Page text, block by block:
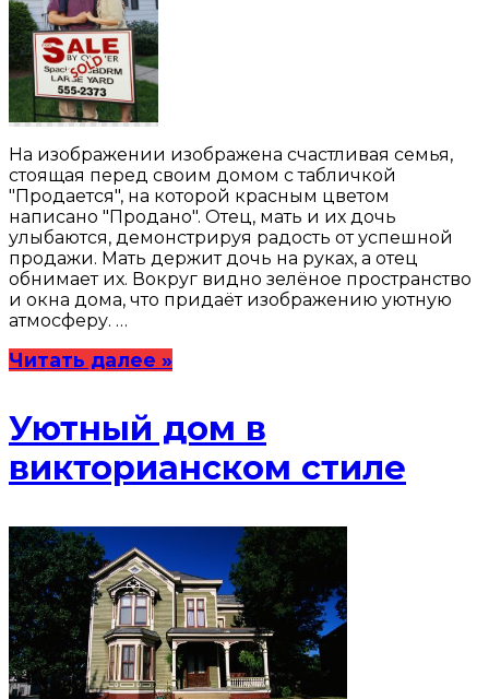
На изображении изображена счастливая семья,
стоящая перед своим домом с табличкой
"Продается", на которой красным цветом
написано "Продано". Отец, мать и их дочь
улыбаются, демонстрируя радость от успешной
продажи. Мать держит дочь на руках, а отец
обнимает их. Вокруг видно зелёное пространство
и окна дома, что придаёт изображению уютную
атмосферу. …
Читать далее »
Уютный дом в
викторианском стиле